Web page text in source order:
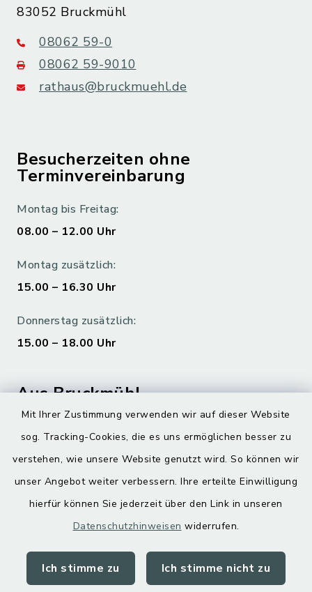
Mit Ihrer Zustimmung verwenden wir auf dieser Website
sog. Tracking-Cookies, die es uns ermöglichen besser zu
verstehen, wie unsere Website genutzt wird. So können wir
unser Angebot weiter verbessern. Ihre erteilte Einwilligung
hierfür können Sie jederzeit über den Link in unseren
Datenschutzhinweisen widerrufen.
Ich stimme zu Ich stimme nicht zu
83052 Bruckmühl
08062 59-0
08062 59-9010
rathaus@bruckmuehl.de
Besucherzeiten ohne
Terminvereinbarung
Montag bis Freitag:
08.00 – 12.00 Uhr
Montag zusätzlich:
15.00 – 16.30 Uhr
Donnerstag zusätzlich:
15.00 – 18.00 Uhr
Aus Bruckmühl
Digitaler Ortsplan
Kontakt